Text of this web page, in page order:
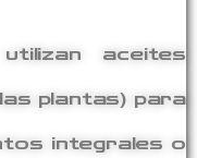
aceites
plantas) para
integrales o